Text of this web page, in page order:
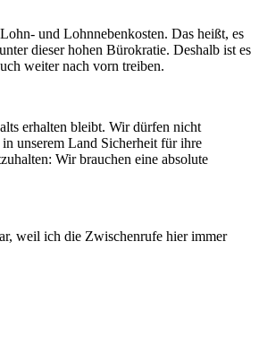
und Lohnnebenkosten. Das heißt, es
dieser hohen Bürokratie. Deshalb ist es
weiter nach vorn treiben.
erhalten bleibt. Wir dürfen nicht
unserem Land Sicherheit für ihre
Wir brauchen eine absolute
weil ich die Zwischenrufe hier immer